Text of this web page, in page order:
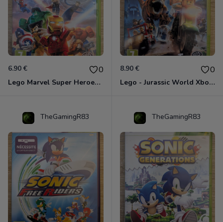
6.90 € 0
Lego Marvel Super Heroes Xbox 360
8.90 € 0
Lego - Jurassic World Xbox 360
TheGamingR83 TheGamingR83